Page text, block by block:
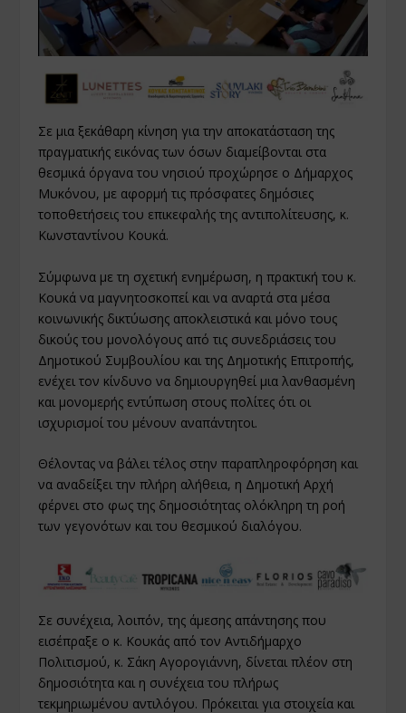
Σε μια ξεκάθαρη κίνηση για την αποκατάσταση της
πραγματικής εικόνας των όσων διαμείβονται στα
θεσμικά όργανα του νησιού προχώρησε ο Δήμαρχος
Μυκόνου, με αφορμή τις πρόσφατες δημόσιες
τοποθετήσεις του επικεφαλής της αντιπολίτευσης, κ.
Κωνσταντίνου Κουκά.
Σύμφωνα με τη σχετική ενημέρωση, η πρακτική του κ.
Κουκά να μαγνητοσκοπεί και να αναρτά στα μέσα
κοινωνικής δικτύωσης αποκλειστικά και μόνο τους
δικούς του μονολόγους από τις συνεδριάσεις του
Δημοτικού Συμβουλίου και της Δημοτικής Επιτροπής,
ενέχει τον κίνδυνο να δημιουργηθεί μια λανθασμένη
και μονομερής εντύπωση στους πολίτες ότι οι
ισχυρισμοί του μένουν αναπάντητοι.
Θέλοντας να βάλει τέλος στην παραπληροφόρηση και
να αναδείξει την πλήρη αλήθεια, η Δημοτική Αρχή
φέρνει στο φως της δημοσιότητας ολόκληρη τη ροή
των γεγονότων και του θεσμικού διαλόγου.
Σε συνέχεια, λοιπόν, της άμεσης απάντησης που
εισέπραξε ο κ. Κουκάς από τον Αντιδήμαρχο
Πολιτισμού, κ. Σάκη Αγορογιάννη, δίνεται πλέον στη
δημοσιότητα και η συνέχεια του πλήρως
τεκμηριωμένου αντιλόγου. Πρόκειται για στοιχεία και